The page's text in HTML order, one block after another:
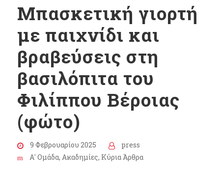
Μπασκετική γιορτή
με παιχνίδι και
βραβεύσεις στη
βασιλόπιτα του
Φιλίππου Βέροιας
(φώτο)
9 Φεβρουαρίου 2025
press
Α' Ομάδα, Ακαδημίες, Κύρια Άρθρα